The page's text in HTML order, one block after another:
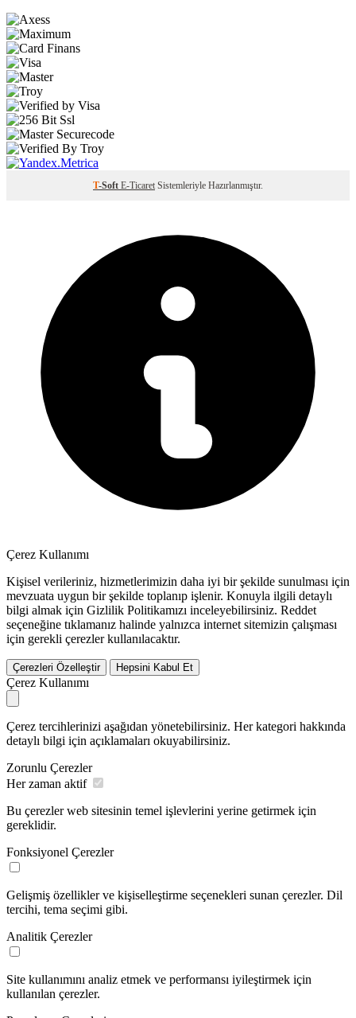
T-Soft E-Ticaret Sistemleriyle Hazırlanmıştır.
Çerez Kullanımı
Kişisel verileriniz, hizmetlerimizin daha iyi bir şekilde sunulması için
mevzuata uygun bir şekilde toplanıp işlenir. Konuyla ilgili detaylı
bilgi almak için Gizlilik Politikamızı inceleyebilirsiniz. Reddet
seçeneğine tıklamanız halinde yalnızca internet sitemizin çalışması
için gerekli çerezler kullanılacaktır.
Çerezleri Özelleştir Hepsini Kabul Et
Çerez Kullanımı
Çerez tercihlerinizi aşağıdan yönetebilirsiniz. Her kategori hakkında
detaylı bilgi için açıklamaları okuyabilirsiniz.
Zorunlu Çerezler
Her zaman aktif
Bu çerezler web sitesinin temel işlevlerini yerine getirmek için
gereklidir.
Fonksiyonel Çerezler
Gelişmiş özellikler ve kişiselleştirme seçenekleri sunan çerezler. Dil
tercihi, tema seçimi gibi.
Analitik Çerezler
Site kullanımını analiz etmek ve performansı iyileştirmek için
kullanılan çerezler.